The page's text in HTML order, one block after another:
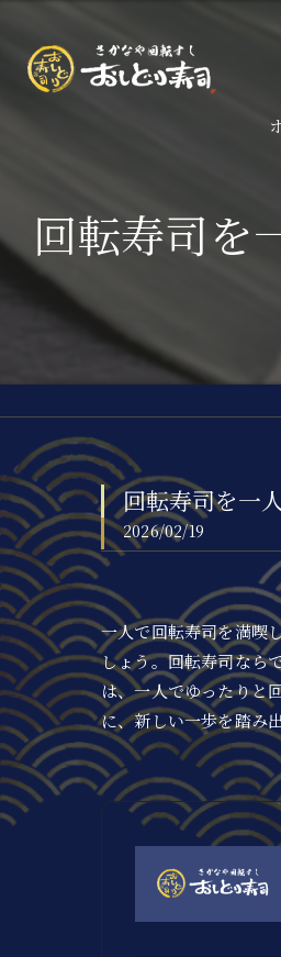
回転寿司を
回転寿司を一
2026/02/19
一人で回転寿司を満喫
しょう。回転寿司なら
は、一人でゆったりと
に、新しい一歩を踏み